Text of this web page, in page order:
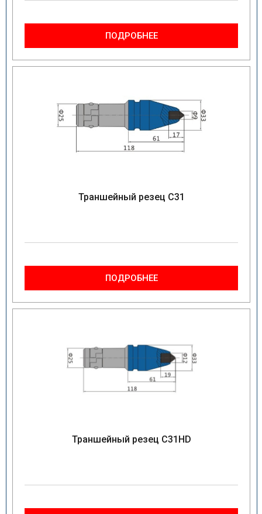
ПОДРОБНЕЕ
Траншейный резец C31
ПОДРОБНЕЕ
Траншейный резец C31HD